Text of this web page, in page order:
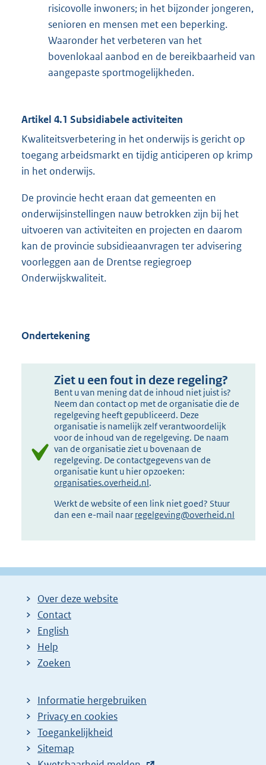
risicovolle inwoners; in het bijzonder jongeren,
senioren en mensen met een beperking.
Waaronder het verbeteren van het
bovenlokaal aanbod en de bereikbaarheid van
aangepaste sportmogelijkheden.
Artikel 4.1 Subsidiabele activiteiten
Kwaliteitsverbetering in het onderwijs is gericht op
toegang arbeidsmarkt en tijdig anticiperen op krimp
in het onderwijs.
De provincie hecht eraan dat gemeenten en
onderwijsinstellingen nauw betrokken zijn bij het
uitvoeren van activiteiten en projecten en daarom
kan de provincie subsidieaanvragen ter advisering
voorleggen aan de Drentse regiegroep
Onderwijskwaliteit.
Ondertekening
Ziet u een fout in deze regeling?
Bent u van mening dat de inhoud niet juist is?
Neem dan contact op met de organisatie die de
regelgeving heeft gepubliceerd. Deze
organisatie is namelijk zelf verantwoordelijk
voor de inhoud van de regelgeving. De naam
van de organisatie ziet u bovenaan de
regelgeving. De contactgegevens van de
organisatie kunt u hier opzoeken:
organisaties.overheid.nl.
Werkt de website of een link niet goed? Stuur
dan een e-mail naar regelgeving@overheid.nl
Over deze website
Contact
English
Help
Zoeken
Informatie hergebruiken
Privacy en cookies
Toegankelijkheid
Sitemap